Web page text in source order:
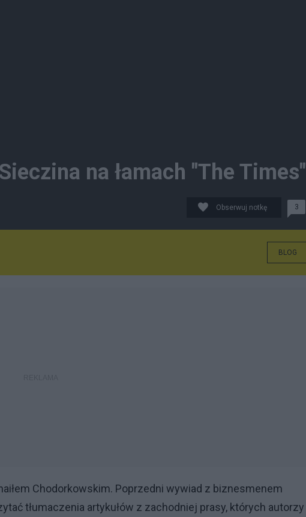
na łamach "The Times"
Obserwuj notkę 3
BLOG
Chodorkowskim. Poprzedni wywiad z biznesmenem
tłumaczenia artykułów z zachodniej prasy, których autorzy